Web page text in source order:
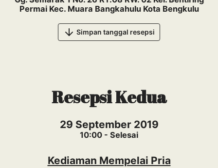
Permai Kec. Muara Bangkahulu Kota Bengkulu
Simpan tanggal resepsi
Resepsi Kedua
29 September 2019
10:00 - Selesai
Kediaman Mempelai Pria